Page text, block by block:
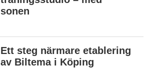
sonen
Ett steg närmare etablering
av Biltema i Köping